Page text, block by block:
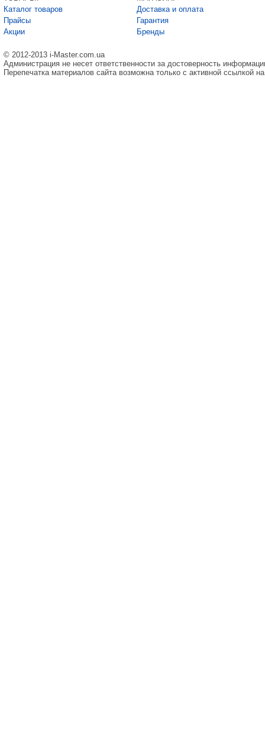
Каталог товаров
Прайсы
Акции
Доставка и оплата
Гарантия
Бренды
© 2012-2013 i-Master.com.ua
Администрация не несет ответственности за достоверность
Перепечатка материалов сайта возможна только с активной ссылкой